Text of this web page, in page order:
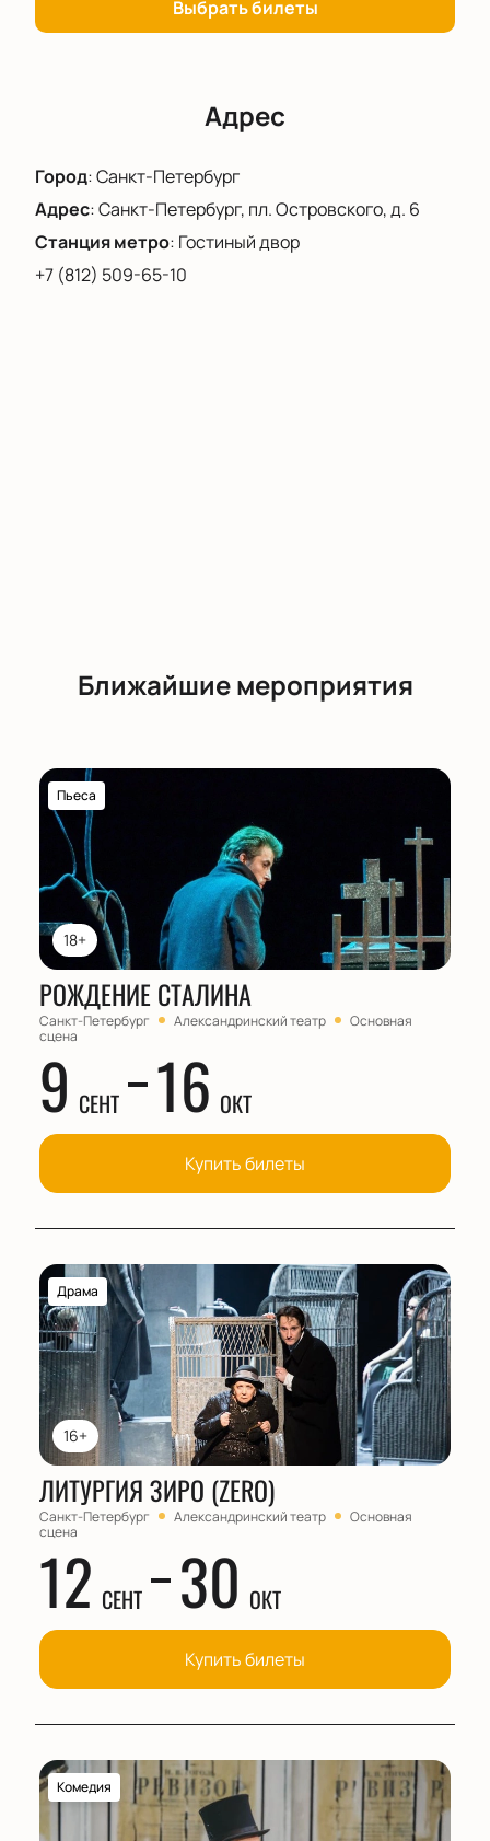
столичной экспериментальной командой Lost
Купить билеты на перформанс Макса Винера
откладывайте это назавтра, ведь вы потратите на
это только пару минут.
Выбрать билеты
Адрес
Город:Санкт-Петербург
Адрес:Санкт-Петербург, пл. Островского, д. 6
Станция метро: Гостиный двор
+7 (812) 509-65-10
Ближайшие мероприятия
18+
Пьеса
РОЖДЕНИЕ СТАЛИНА
Санкт-Петербург Александринский театр
Основная
сцена
9 СЕНТ 16 ОКТ
Купить билеты
16+
Драма
ЛИТУРГИЯ ЗИРО (ZERO)
Санкт-Петербург Александринский театр
Основная
сцена
12 СЕНТ 30 ОКТ
Купить билеты
Комедия